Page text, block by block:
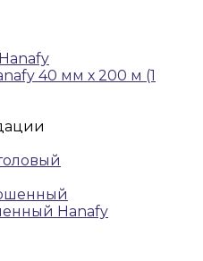
40 мм х 200 м (1
Hanafy